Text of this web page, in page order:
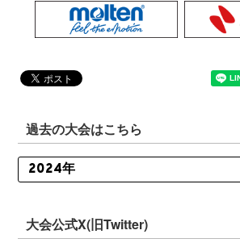
過去の大会はこちら
大会公式X(旧Twitter)